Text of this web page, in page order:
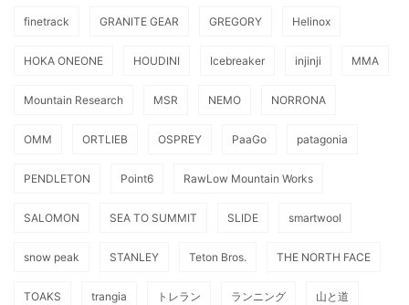
finetrack GRANITE GEAR GREGORY Helinox
HOKA ONEONE HOUDINI Icebreaker injinji MMA
Mountain Research MSR NEMO NORRONA
OMM ORTLIEB OSPREY PaaGo patagonia
PENDLETON Point6 RawLow Mountain Works
SALOMON SEA TO SUMMIT SLIDE smartwool
snow peak STANLEY Teton Bros. THE NORTH FACE
TOAKS trangia トレラン ランニング 山と道